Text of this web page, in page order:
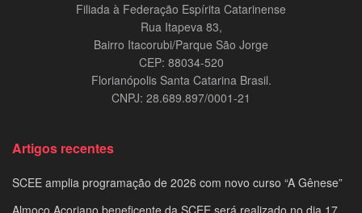
Filiada à Federação Espírita Catarinense
Rua Itapeva 83,
Bairro Itacorubi/Parque São Jorge
CEP: 88034-520
Florianópolis Santa Catarina Brasil.
CNPJ: 28.689.897/0001-21
Artigos recentes
SCEE amplia programação de 2026 com novo curso “A Gênese”
Almoço Açoriano beneficente da SCEE será realizado no dia 17